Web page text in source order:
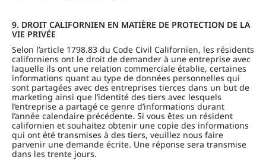
9. DROIT CALIFORNIEN EN MATIÈRE DE PROTECTION DE LA
VIE PRIVÉE
Selon l’article 1798.83 du Code Civil Californien, les résidents
californiens ont le droit de demander à une entreprise avec
laquelle ils ont une relation commerciale établie, certaines
informations quant au type de données personnelles qui
sont partagées avec des entreprises tierces dans un but de
marketing ainsi que l’identité des tiers avec lesquels
l’entreprise a partagé ce genre d’informations durant
l’année calendaire précédente. Si vous êtes un résident
californien et souhaitez obtenir une copie des informations
qui ont été transmises à des tiers, veuillez nous faire
parvenir une demande écrite. Une réponse sera transmise
dans les trente jours.